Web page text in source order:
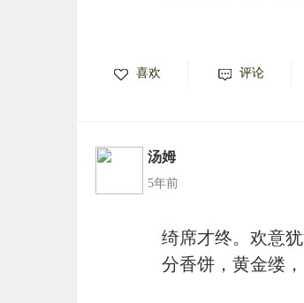
喜欢 评论
汤姆
5年前
绮席才终。欢意
分香饼，黄金缕，